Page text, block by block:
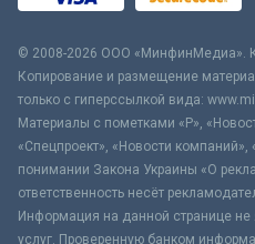
© 2008-2026 ООО «МинфинМедиа».
Копирование и размещение
только с гиперссылкой вида:
Материалы с пометками «Р»,
«Спецпроект», «Новости
понимании Закона Украины «О
ответственность несёт
Информация на данной странице
услуг. Проверенную банком